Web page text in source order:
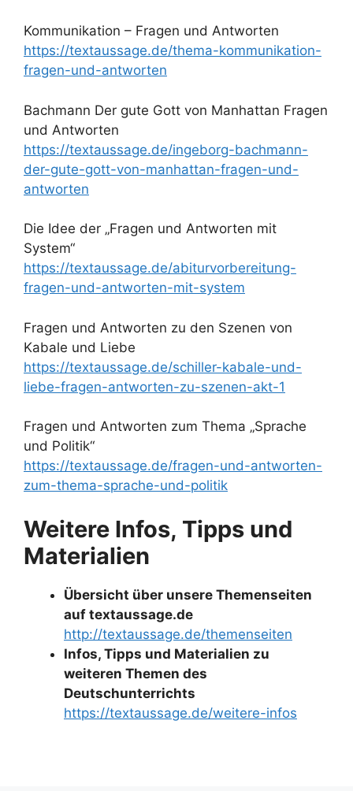
Kommunikation – Fragen und Antworten
https://textaussage.de/thema-kommunikation-
fragen-und-antworten
Bachmann Der gute Gott von Manhattan Fragen
und Antworten
https://textaussage.de/ingeborg-bachmann-
der-gute-gott-von-manhattan-fragen-und-
antworten
Die Idee der „Fragen und Antworten mit
System“
https://textaussage.de/abiturvorbereitung-
fragen-und-antworten-mit-system
Fragen und Antworten zu den Szenen von
Kabale und Liebe
https://textaussage.de/schiller-kabale-und-
liebe-fragen-antworten-zu-szenen-akt-1
Fragen und Antworten zum Thema „Sprache
und Politik“
https://textaussage.de/fragen-und-antworten-
zum-thema-sprache-und-politik
Weitere Infos, Tipps und
Materialien
Übersicht über unsere Themenseiten
auf textaussage.de
http://textaussage.de/themenseiten
Infos, Tipps und Materialien zu
weiteren Themen des
Deutschunterrichts
https://textaussage.de/weitere-infos